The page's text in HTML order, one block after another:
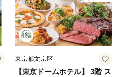
東京都文京区
【東京ドームホテル】 3階 ス